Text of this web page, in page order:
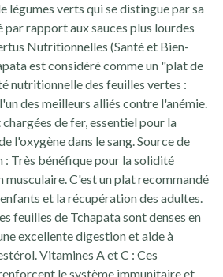
légumes verts qui se distingue par sa
rapport aux sauces plus lourdes
Nutritionnelles (Santé et Bien-
est considéré comme un "plat de
nutritionnelle des feuilles vertes :
des meilleurs alliés contre l'anémie.
de fer, essentiel pour la
l'oxygène dans le sang. Source de
: Très bénéfique pour la solidité
musculaire. C'est un plat recommandé
et la récupération des adultes.
feuilles de Tchapata sont denses en
excellente digestion et aide à
Vitamines A et C : Ces
le système immunitaire et